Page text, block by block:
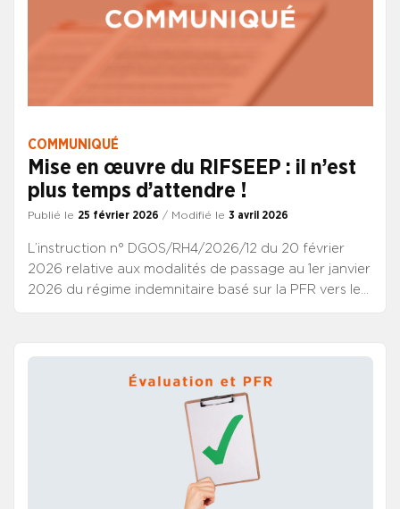
COMMUNIQUÉ
Mise en œuvre du RIFSEEP : il n’est
plus temps d’attendre !
Publié le 25 février 2026 / Modifié le 3 avril 2026
L’instruction n° DGOS/RH4/2026/12 du 20 février
2026 relative aux modalités de passage au 1er janvier
2026 du régime indemnitaire basé sur la PFR vers le